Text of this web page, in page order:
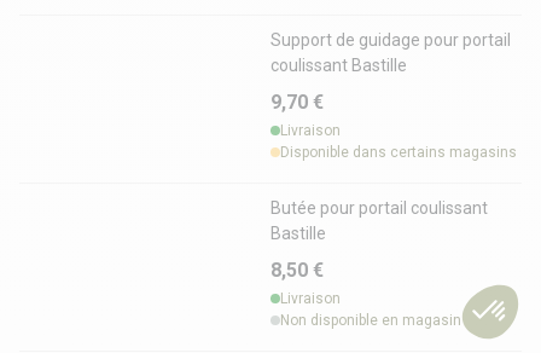
Support de guidage pour portail
coulissant Bastille
9,70 €
Livraison
Disponible dans certains magasins
Butée pour portail coulissant
Bastille
8,50 €
Livraison
Non disponible en magasin